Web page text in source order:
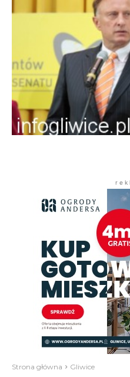
r e k
Strona główna Gliwice